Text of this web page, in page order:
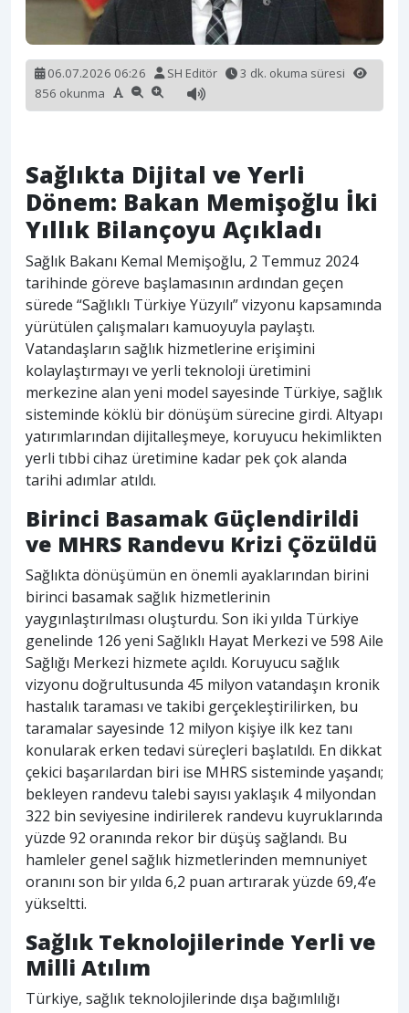
06.07.2026 06:26 SH Editör
3 dk. okuma süresi
856 okunma
Sağlıkta Dijital ve Yerli
Dönem: Bakan Memişoğlu İki
Yıllık Bilançoyu Açıkladı
Sağlık Bakanı Kemal Memişoğlu, 2 Temmuz 2024
tarihinde göreve başlamasının ardından geçen
sürede “Sağlıklı Türkiye Yüzyılı” vizyonu kapsamında
yürütülen çalışmaları kamuoyuyla paylaştı.
Vatandaşların sağlık hizmetlerine erişimini
kolaylaştırmayı ve yerli teknoloji üretimini
merkezine alan yeni model sayesinde Türkiye, sağlık
sisteminde köklü bir dönüşüm sürecine girdi. Altyapı
yatırımlarından dijitalleşmeye, koruyucu hekimlikten
yerli tıbbi cihaz üretimine kadar pek çok alanda
tarihi adımlar atıldı.
Birinci Basamak Güçlendirildi
ve MHRS Randevu Krizi Çözüldü
Sağlıkta dönüşümün en önemli ayaklarından birini
birinci basamak sağlık hizmetlerinin
yaygınlaştırılması oluşturdu. Son iki yılda Türkiye
genelinde 126 yeni Sağlıklı Hayat Merkezi ve 598 Aile
Sağlığı Merkezi hizmete açıldı. Koruyucu sağlık
vizyonu doğrultusunda 45 milyon vatandaşın kronik
hastalık taraması ve takibi gerçekleştirilirken, bu
taramalar sayesinde 12 milyon kişiye ilk kez tanı
konularak erken tedavi süreçleri başlatıldı. En dikkat
çekici başarılardan biri ise MHRS sisteminde yaşandı;
bekleyen randevu talebi sayısı yaklaşık 4 milyondan
322 bin seviyesine indirilerek randevu kuyruklarında
yüzde 92 oranında rekor bir düşüş sağlandı. Bu
hamleler genel sağlık hizmetlerinden memnuniyet
oranını son bir yılda 6,2 puan artırarak yüzde 69,4’e
yükseltti.
Sağlık Teknolojilerinde Yerli ve
Milli Atılım
Türkiye, sağlık teknolojilerinde dışa bağımlılığı